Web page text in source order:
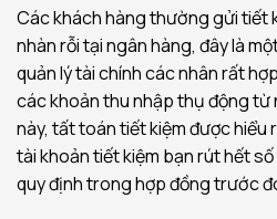
Các khách hàng thường gửi tiết
nhàn rỗi tại ngân hàng, đây là
quản lý tài chính các nhân rất
các khoản thu nhập thụ động từ
này, tất toán tiết kiệm được hiểu
tài khoản tiết kiệm bạn rút hết
quy định trong hợp đồng trước